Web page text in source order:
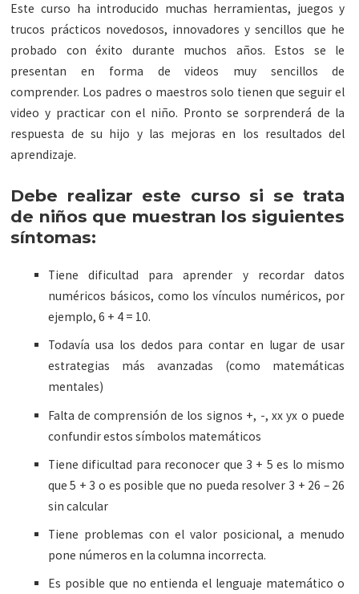
Este curso ha introducido muchas herramientas, juegos y
trucos prácticos novedosos, innovadores y sencillos que he
probado con éxito durante muchos años. Estos se le
presentan en forma de videos muy sencillos de
comprender. Los padres o maestros solo tienen que seguir el
video y practicar con el niño. Pronto se sorprenderá de la
respuesta de su hijo y las mejoras en los resultados del
aprendizaje.
Debe realizar este curso si se trata
de niños que muestran los siguientes
síntomas:
Tiene dificultad para aprender y recordar datos
numéricos básicos, como los vínculos numéricos, por
ejemplo, 6 + 4 = 10.
Todavía usa los dedos para contar en lugar de usar
estrategias más avanzadas (como matemáticas
mentales)
Falta de comprensión de los signos +, -, xx yx o puede
confundir estos símbolos matemáticos
Tiene dificultad para reconocer que 3 + 5 es lo mismo
que 5 + 3 o es posible que no pueda resolver 3 + 26 – 26
sin calcular
Tiene problemas con el valor posicional, a menudo
pone números en la columna incorrecta.
Es posible que no entienda el lenguaje matemático o